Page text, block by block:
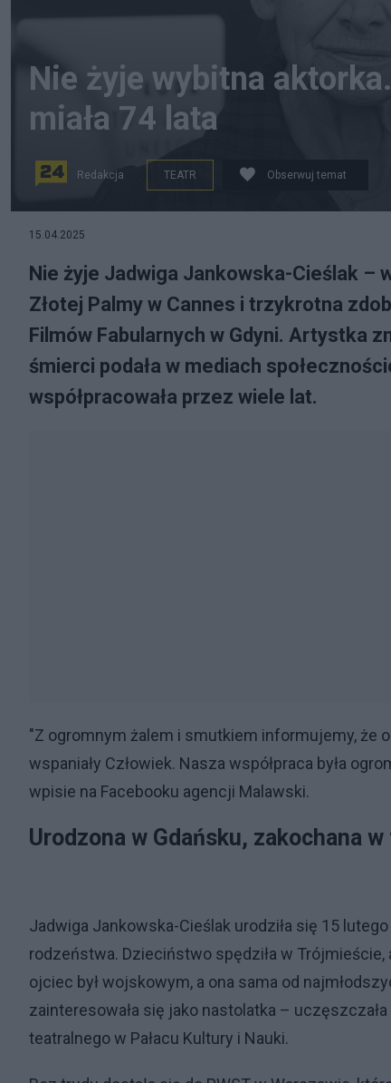
Nie żyje wybitna
miała 74 lata
Redakcja TEATR Obserwuj temat
15.04.2025
Nie żyje Jadwiga Jankowska-Cieślak –
Złotej Palmy w Cannes i trzykrotna
Filmów Fabularnych w Gdyni. Artystka
śmierci podała w mediach
współpracowała przez wiele lat.
"Z ogromnym żalem i smutkiem informujemy, że
wspaniały Człowiek. Nasza współpraca była
wpisie na Facebooku agencji Malawski.
Urodzona w Gdańsku, zakochana
Jadwiga Jankowska-Cieślak urodziła się 15
rodzeństwa. Dzieciństwo spędziła w
ojciec był wojskowym, a ona sama od
zainteresowała się jako nastolatka –
teatralnego w Pałacu Kultury i Nauki.